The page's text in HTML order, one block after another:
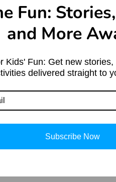
Fun:
and More
Kids' Fun: Get new
delivered straight to
Subscribe Now